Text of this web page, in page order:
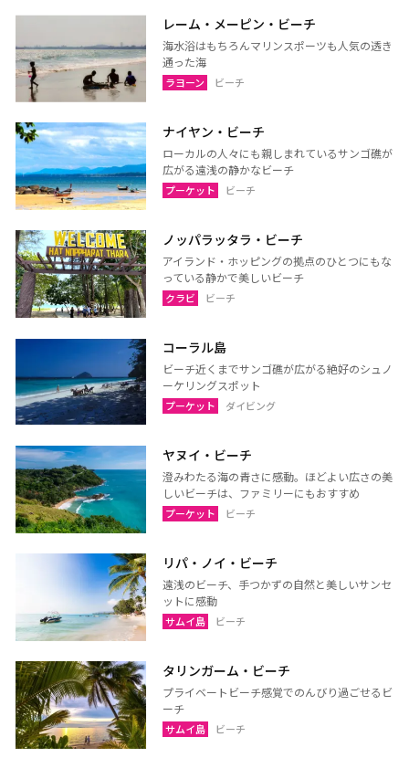
サケーオ
チャチューンサオ
プラーチーンブリー
ナコーンナーヨック
サムットプラカーン
バンコク
サムットソンクラーム
アユタヤ
ナコーンパトム
カンチャナブリー
キリカン）
チャアム（ペッチャブリ
ー）
アーントーン
チャイナート
ノンタブリー
パトゥムターニー
ペッチャブリー
プラチュアップキリカン
ラーチャブリー
サムットサーコーン
サラブリー
スパンブリー
プーケット
ランタ島（クラビ）
トラン
パンガー
カオラック（パンガー）
ナラーティワート
ナコーンシータマラート
パッターニー
パッタルン
ラノーン
サトゥーン
レーム・メーピン・ビーチ
海水浴はもちろんマリンスポーツも人気の透き
通った海
ラヨーン ビーチ
ナイヤン・ビーチ
ローカルの人々にも親しまれているサンゴ礁が
広がる遠浅の静かなビーチ
プーケット ビーチ
ノッパラッタラ・ビーチ
アイランド・ホッピングの拠点のひとつにもな
っている静かで美しいビーチ
クラビ ビーチ
コーラル島
ビーチ近くまでサンゴ礁が広がる絶好のシュノ
ーケリングスポット
プーケット ダイビング
ヤヌイ・ビーチ
澄みわたる海の青さに感動。ほどよい広さの美
しいビーチは、ファミリーにもおすすめ
プーケット ビーチ
リパ・ノイ・ビーチ
遠浅のビーチ、手つかずの自然と美しいサンセ
ットに感動
サムイ島 ビーチ
タリンガーム・ビーチ
プライベートビーチ感覚でのんびり過ごせるビ
ーチ
サムイ島 ビーチ